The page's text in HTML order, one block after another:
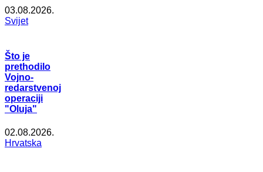
03.08.2026.
Svijet
Što je
prethodilo
Vojno-
redarstvenoj
operaciji
"Oluja"
02.08.2026.
Hrvatska